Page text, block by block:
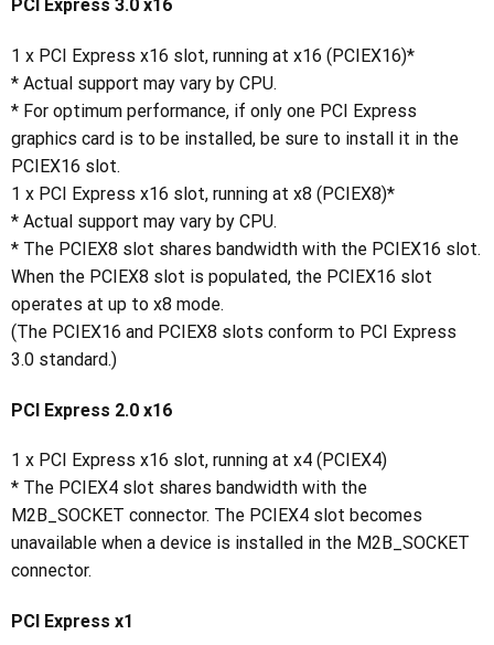
PCI Express 3.0 x16
1 x PCI Express x16 slot, running at x16 (PCIEX16)*
* Actual support may vary by CPU.
* For optimum performance, if only one PCI Express
graphics card is to be installed, be sure to install it in the
PCIEX16 slot.
1 x PCI Express x16 slot, running at x8 (PCIEX8)*
* Actual support may vary by CPU.
* The PCIEX8 slot shares bandwidth with the PCIEX16 slot.
When the PCIEX8 slot is populated, the PCIEX16 slot
operates at up to x8 mode.
(The PCIEX16 and PCIEX8 slots conform to PCI Express
3.0 standard.)
PCI Express 2.0 x16
1 x PCI Express x16 slot, running at x4 (PCIEX4)
* The PCIEX4 slot shares bandwidth with the
M2B_SOCKET connector. The PCIEX4 slot becomes
unavailable when a device is installed in the M2B_SOCKET
connector.
PCI Express x1